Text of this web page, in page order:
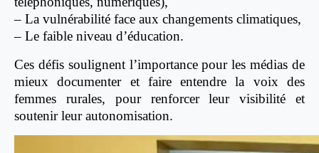
– La vulnérabilité face aux changements climatiques,
– Le faible niveau d’éducation.
Ces défis soulignent l’importance pour les médias de
mieux documenter et faire entendre la voix des
femmes rurales, pour renforcer leur visibilité et
soutenir leur autonomisation.